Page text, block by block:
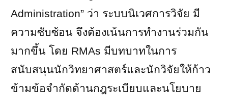
Administration” ว่า ระบบนิเวศการวิจัย มี
ความซับซ้อน จึงต้องเน้นการทำงานร่วมกัน
มากขึ้น โดย RMAs มีบทบาทในการ
สนับสนุนนักวิทยาศาสตร์และนักวิจัยให้ก้าว
ข้ามข้อจำกัดด้านกฎระเบียบและนโยบาย